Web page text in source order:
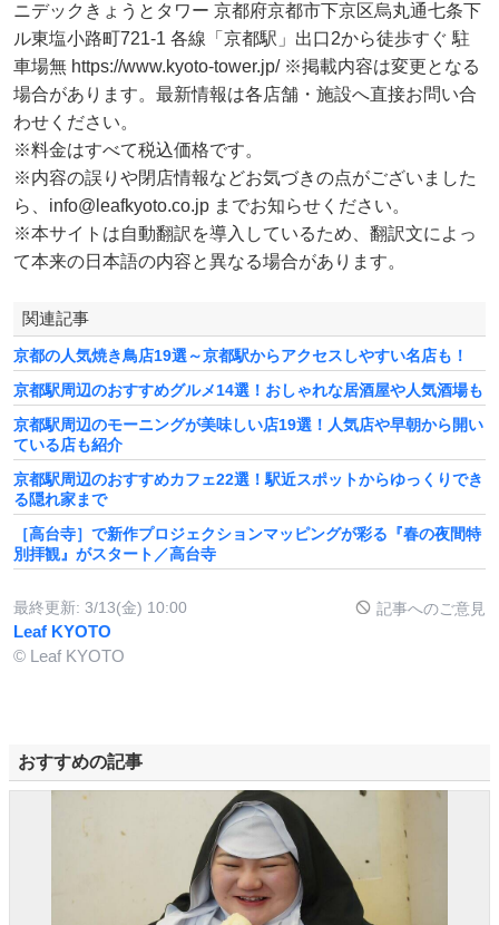
ニデックきょうとタワー 京都府京都市下京区烏丸通七条下
ル東塩小路町721-1 各線「京都駅」出口2から徒歩すぐ 駐
車場無 https://www.kyoto-tower.jp/ ※掲載内容は変更となる
場合があります。最新情報は各店舗・施設へ直接お問い合
わせください。
※料金はすべて税込価格です。
※内容の誤りや閉店情報などお気づきの点がございました
ら、info@leafkyoto.co.jp までお知らせください。
※本サイトは自動翻訳を導入しているため、翻訳文によっ
て本来の日本語の内容と異なる場合があります。
関連記事
京都の人気焼き鳥店19選～京都駅からアクセスしやすい名店も！
京都駅周辺のおすすめグルメ14選！おしゃれな居酒屋や人気酒場も
京都駅周辺のモーニングが美味しい店19選！人気店や早朝から開い
ている店も紹介
京都駅周辺のおすすめカフェ22選！駅近スポットからゆっくりでき
る隠れ家まで
［高台寺］で新作プロジェクションマッピングが彩る『春の夜間特
別拝観』がスタート／高台寺
最終更新: 3/13(金) 10:00 記事へのご意見
Leaf KYOTO
© Leaf KYOTO
おすすめの記事